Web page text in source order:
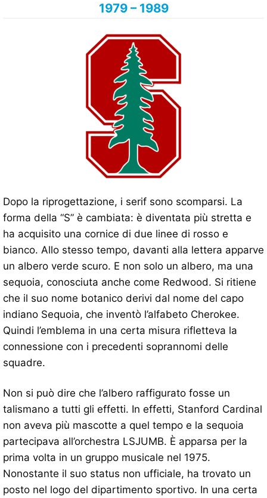
1979 – 1989
Dopo la riprogettazione, i serif sono scomparsi. La
forma della “S” è cambiata: è diventata più stretta e
ha acquisito una cornice di due linee di rosso e
bianco. Allo stesso tempo, davanti alla lettera apparve
un albero verde scuro. E non solo un albero, ma una
sequoia, conosciuta anche come Redwood. Si ritiene
che il suo nome botanico derivi dal nome del capo
indiano Sequoia, che inventò l’alfabeto Cherokee.
Quindi l’emblema in una certa misura rifletteva la
connessione con i precedenti soprannomi delle
squadre.
Non si può dire che l’albero raffigurato fosse un
talismano a tutti gli effetti. In effetti, Stanford Cardinal
non aveva più mascotte a quel tempo e la sequoia
partecipava all’orchestra LSJUMB. È apparsa per la
prima volta in un gruppo musicale nel 1975.
Nonostante il suo status non ufficiale, ha trovato un
posto nel logo del dipartimento sportivo. In una certa